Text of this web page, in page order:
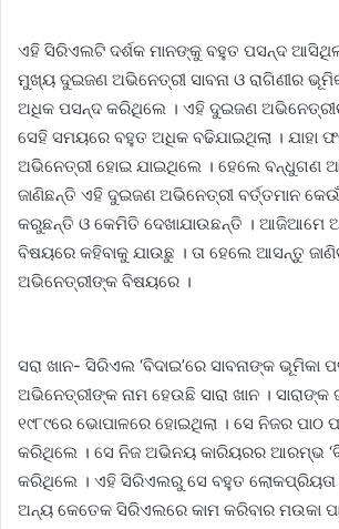
ଏହି ସିରିଏଲଟି ଦର୍ଶକ ମାନଙ୍କୁ ବହୁତ ପସନ୍ଦ
ମୁଖ୍ୟ ଦୁଇଜଣ ଅଭିନେତ୍ରୀ ସାବନା ଓ ରାଗିଣୀର
ଅଧିକ ପସନ୍ଦ କରିଥିଲେ । ଏହି ଦୁଇଜଣ
ସେହି ସମୟରେ ବହୁତ ଅଧିକ ବଢିଯାଇଥିଲା । ଯାହା
ଅଭିନେତ୍ରୀ ହୋଇ ଯାଇଥିଲେ । ହେଲେ ବନ୍ଧୁଗଣ
ଜାଣିଛନ୍ତି ଏହି ଦୁଇଜଣ ଅଭିନେତ୍ରୀ ବର୍ତ୍ତମାନ
କରୁଛନ୍ତି ଓ କେମିତି ଦେଖାଯାଉଛନ୍ତି । ଆଜିଆମେ
ବିଷୟରେ କହିବାକୁ ଯାଉଛୁ । ତା ହେଲେ ଆସନ୍ତୁ
ଅଭିନେତ୍ରୀଙ୍କ ବିଷୟରେ ।
ସରା ଖାନ- ସିରିଏଲ ‘ବିଦାଇ’ରେ ସାବନାଙ୍କ ଭୂମିକା
ଅଭିନେତ୍ରୀଙ୍କ ନାମ ହେଉଛି ସାରା ଖାନ ।
୧୯୮୯ରେ ଭୋପାଳରେ ହୋଇଥିଲା । ସେ ନିଜର ପାଠ
କରିଥିଲେ । ସେ ନିଜ ଅଭିନୟ କାରିୟରର ଆରମ୍ଭ
କରିଥିଲେ । ଏହି ସିରିଏଲରୁ ସେ ବହୁତ
ଅନ୍ୟ କେତେକ ସିରିଏଲରେ କାମ କରିବାର ମଉକା